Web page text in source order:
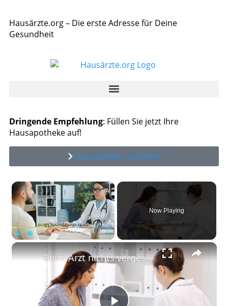
Hausärzte.org – Die erste Adresse für Deine
Gesundheit
Dringende Empfehlung: Füllen Sie jetzt Ihre
Hausapotheke auf!
Hausapotheke auffüllen*
×
Now Playing
×
Beim Arzt nichts vergessen - Diese 5 Infos sind entscheidend!